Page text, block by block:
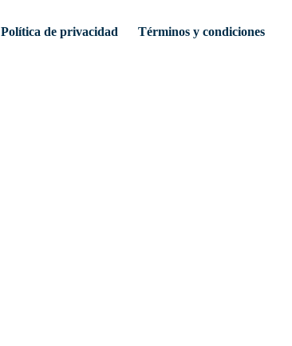
Política de privacidad Términos y condiciones